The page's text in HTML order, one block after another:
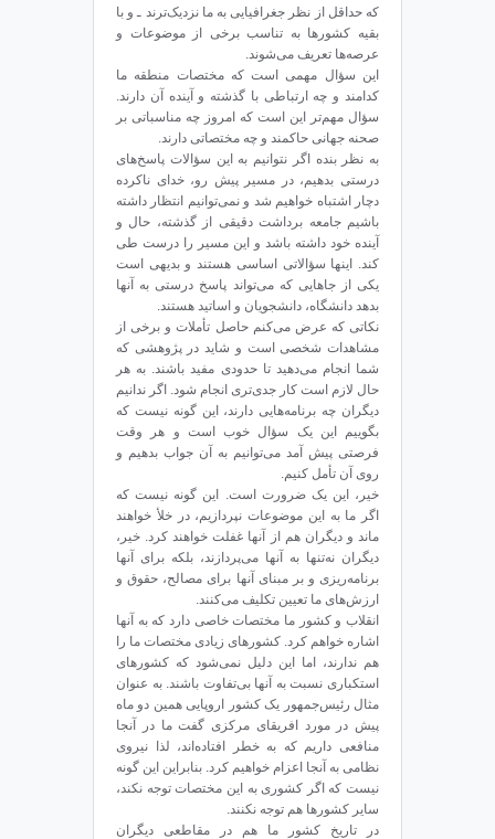
که حداقل از نظر جغرافیایی به ما نزدیک‌ترند ـ و با
بقیه کشورها به تناسب برخی از موضوعات و
عرصه‌ها تعریف می‌شوند.
این سؤال مهمی است که مختصات منطقه ما
کدامند و چه ارتباطی با گذشته و آینده آن دارند.
سؤال مهم‌تر این است که امروز چه مناسباتی بر
صحنه جهانی حاکمند و چه مختصاتی دارند.
به نظر بنده اگر نتوانیم به این سؤالات پاسخ‌های
درستی بدهیم، در مسیر پیش رو، خدای ناکرده
دچار اشتباه خواهیم شد و نمی‌توانیم انتظار داشته
باشیم جامعه برداشت دقیقی از گذشته، حال و
آینده خود داشته باشد و این مسیر را درست طی
کند. اینها سؤالاتی اساسی هستند و بدیهی است
یکی از جاهایی که می‌تواند پاسخ درستی به آنها
بدهد دانشگاه‌، دانشجویان و اساتید هستند.
نکاتی که عرض می‌کنم حاصل تأملات و برخی از
مشاهدات شخصی است و شاید در پژوهشی که
شما انجام می‌دهید تا حدودی مفید باشند. به هر
حال لازم است کار جدی‌تری انجام شود. اگر ندانیم
دیگران چه برنامه‌هایی دارند، این گونه نیست که
بگوییم این یک سؤال خوب است و هر وقت
فرصتی پیش آمد می‌توانیم به آن جواب بدهیم و
روی آن تأمل کنیم.
خیر، این یک ضرورت است. این گونه نیست که
اگر ما به این موضوعات نپردازیم، در خلأ خواهند
ماند و دیگران هم از آنها غفلت خواهند کرد. خیر،
دیگران نه‌تنها به آنها می‌پردازند، بلکه برای آنها
برنامه‌ریزی و بر مبنای آنها برای مصالح، حقوق و
ارزش‌های ما تعیین تکلیف می‌کنند.
انقلاب و کشور ما مختصات خاصی دارد که به آنها
اشاره خواهم کرد. کشورهای زیادی مختصات ما را
هم ندارند، اما این دلیل نمی‌شود که کشورهای
استکباری نسبت به آنها بی‌تفاوت باشند. به عنوان
مثال رئیس‌جمهور یک کشور اروپایی همین دو ماه
پیش در مورد افریقای مرکزی گفت ما در آنجا
منافعی داریم که به خطر ‌افتاده‌اند، لذا نیروی
نظامی به آنجا اعزام خواهیم کرد. بنابراین این گونه
نیست که اگر کشوری به این مختصات توجه نکند،
سایر کشورها هم توجه نکنند.
در تاریخ کشور ما هم در مقاطعی دیگران